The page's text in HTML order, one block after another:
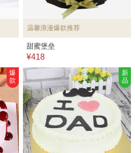
温馨浪漫爆款推荐
甜蜜堡垒
¥418
爆
款
新
品